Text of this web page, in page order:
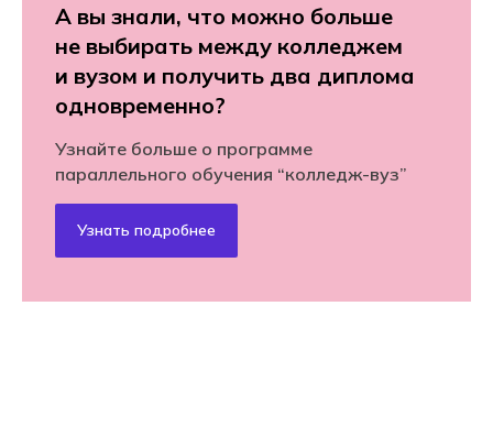
А вы знали, что можно больше
не выбирать между колледжем
и вузом и получить два диплома
одновременно?
Узнайте больше о программе
параллельного обучения “колледж-вуз”
Узнать подробнее